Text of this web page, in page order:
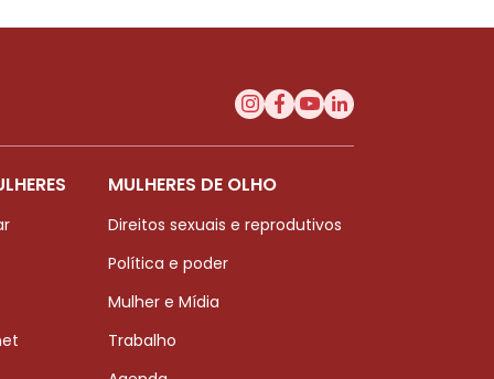
MULHERES DE OLHO
Direitos sexuais e reprodutivos
Política e poder
Mulher e Mídia
Trabalho